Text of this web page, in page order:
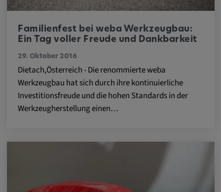
Familienfest bei weba Werkzeugbau:
Ein Tag voller Freude und Dankbarkeit
29. Oktober 2016
Dietach,Österreich - Die renommierte weba
Werkzeugbau hat sich durch ihre kontinuierliche
Investitionsfreude und die hohen Standards in der
Werkzeugherstellung einen…
cookie_consent
Dieses Cookie speichert die
benutzerspezifischen Cookie-Einstellungen
Cookie Laufzeit:
1 Jahr
Externe Medien
Plattformen anzuzeigen.